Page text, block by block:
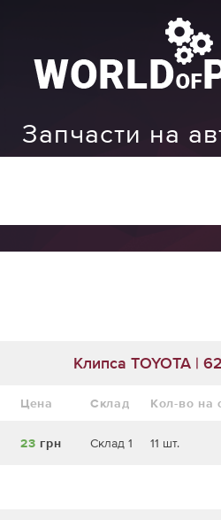
Запчасти на
Клипса TOYOTA |
Цена Склад Кол-во на
23 грн Склад 1 11 шт.